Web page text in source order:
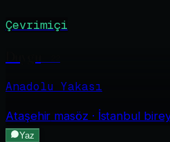
Çevrimiçi
Anadolu Yakası
Ataşehir masöz · İstanbul
Yaz